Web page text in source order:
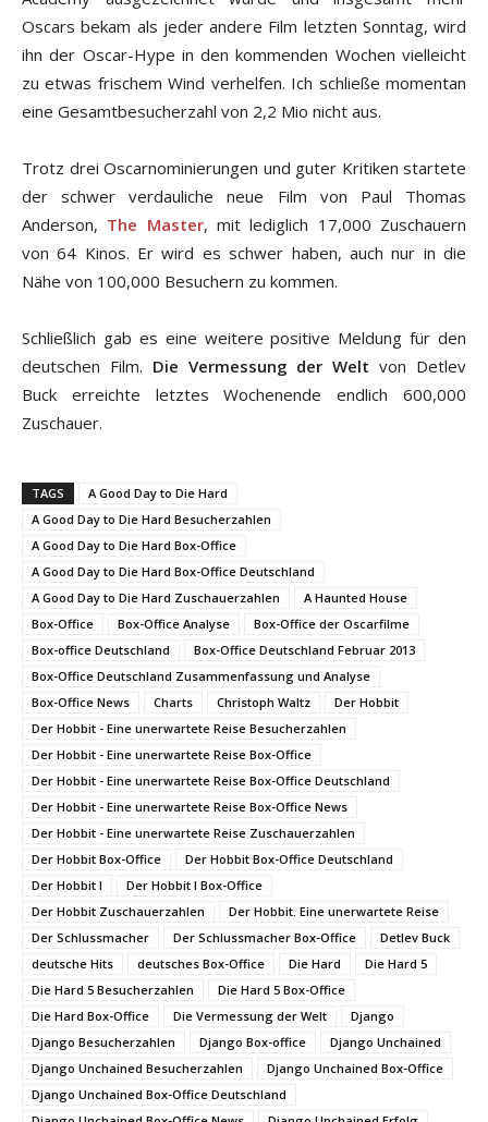
Oscars bekam als jeder andere Film letzten Sonntag, wird
ihn der Oscar-Hype in den kommenden Wochen vielleicht
zu etwas frischem Wind verhelfen. Ich schließe momentan
eine Gesamtbesucherzahl von 2,2 Mio nicht aus.
Trotz drei Oscarnominierungen und guter Kritiken startete
der schwer verdauliche neue Film von Paul Thomas
Anderson, The Master, mit lediglich 17,000 Zuschauern
von 64 Kinos. Er wird es schwer haben, auch nur in die
Nähe von 100,000 Besuchern zu kommen.
Schließlich gab es eine weitere positive Meldung für den
deutschen Film. Die Vermessung der Welt von Detlev
Buck erreichte letztes Wochenende endlich 600,000
Zuschauer.
TAGS
A Good Day to Die Hard
A Good Day to Die Hard Besucherzahlen
A Good Day to Die Hard Box-Office
A Good Day to Die Hard Box-Office Deutschland
A Good Day to Die Hard Zuschauerzahlen
A Haunted House
Box-Office
Box-Office Analyse
Box-Office der Oscarfilme
Box-office Deutschland
Box-Office Deutschland Februar 2013
Box-Office Deutschland Zusammenfassung und Analyse
Box-Office News
Charts Christoph Waltz
Der Hobbit
Der Hobbit - Eine unerwartete Reise Besucherzahlen
Der Hobbit - Eine unerwartete Reise Box-Office
Der Hobbit - Eine unerwartete Reise Box-Office Deutschland
Der Hobbit - Eine unerwartete Reise Box-Office News
Der Hobbit - Eine unerwartete Reise Zuschauerzahlen
Der Hobbit Box-Office
Der Hobbit Box-Office Deutschland
Der Hobbit I
Der Hobbit I Box-Office
Der Hobbit Zuschauerzahlen
Der Hobbit. Eine unerwartete Reise
Der Schlussmacher
Der Schlussmacher Box-Office
Detlev Buck
deutsche Hits
deutsches Box-Office Die Hard
Die Hard 5
Die Hard 5 Besucherzahlen
Die Hard 5 Box-Office
Die Hard Box-Office
Die Vermessung der Welt
Django
Django Besucherzahlen
Django Box-office
Django Unchained
Django Unchained Besucherzahlen
Django Unchained Box-Office
Django Unchained Box-Office Deutschland